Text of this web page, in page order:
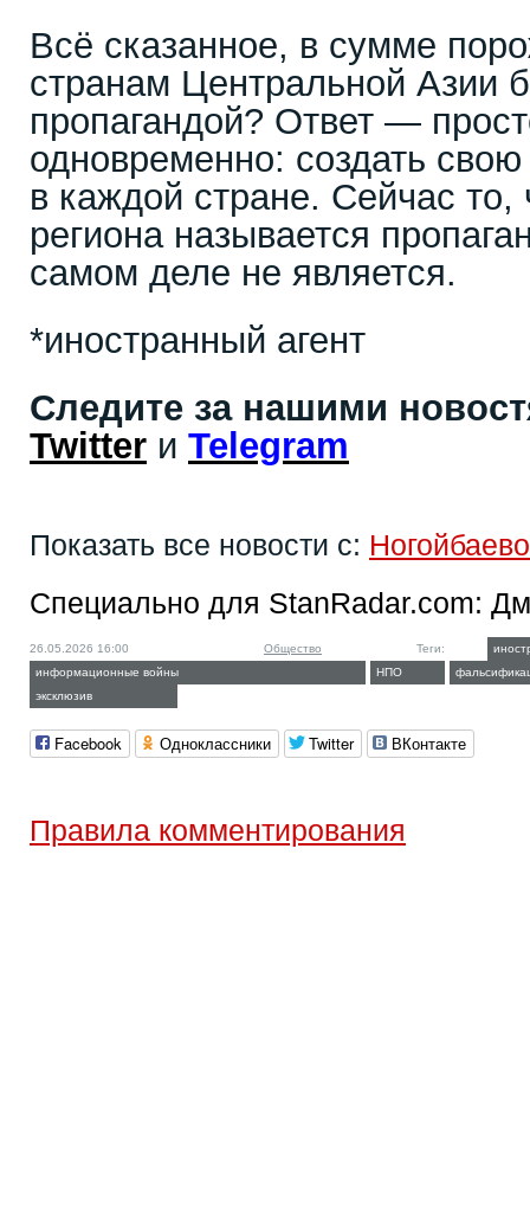
Всё сказанное, в сумме
странам Центральной Азии
пропагандой? Ответ —
одновременно: создать
в каждой стране. Сейчас то,
региона называется
самом деле не является.
*иностранный агент
Следите за нашими
Twitter и Telegram
Показать все новости с:
Специально для StanRadar.com:
26.05.2026 16:00 Общество Теги:
информационные войны
НПО
эксклюзив
Facebook Одноклассники Twitter ВКонтакте
Правила комментирования